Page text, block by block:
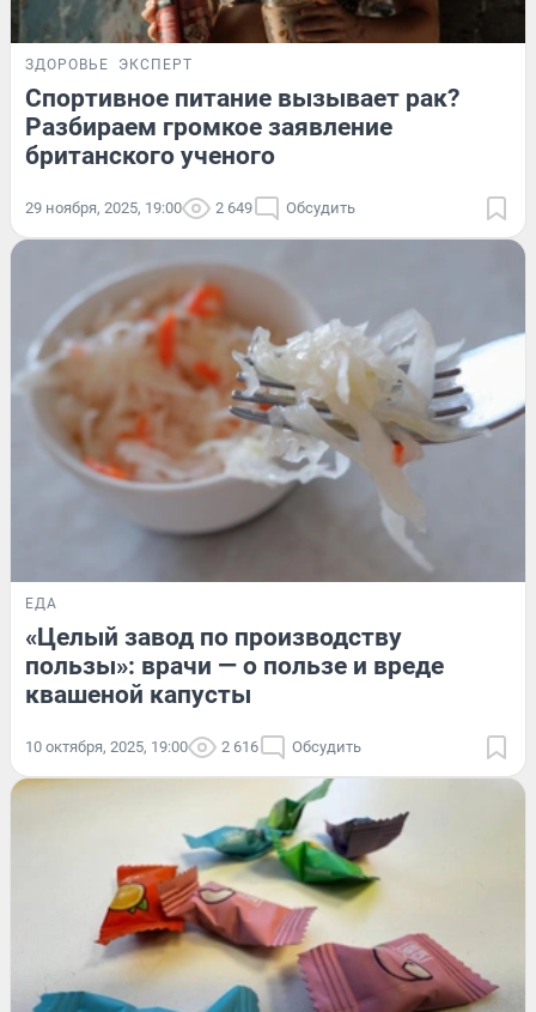
ЗДОРОВЬЕ ЭКСПЕРТ
Спортивное питание вызывает рак?
Разбираем громкое заявление
британского ученого
29 ноября, 2025, 19:00 2 649 Обсудить
ЕДА
«Целый завод по производству
пользы»: врачи — о пользе и вреде
квашеной капусты
10 октября, 2025, 19:00 2 616 Обсудить